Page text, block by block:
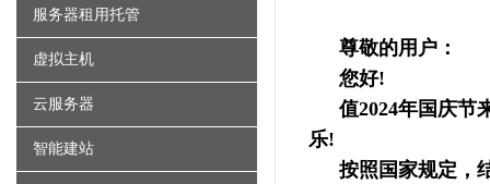
服务器租用托管
虚拟主机
云服务器
智能建站
尊敬的用户：
您好!
值2024年国庆节
乐!
按照国家规定，